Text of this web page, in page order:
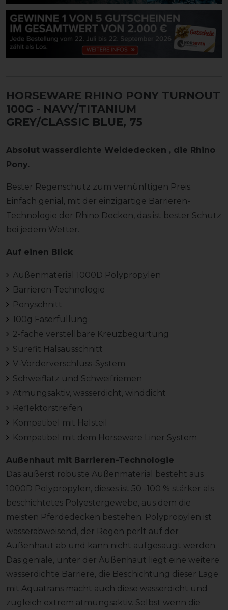
HORSEWARE RHINO PONY TURNOUT
100G - NAVY/TITANIUM
GREY/CLASSIC BLUE, 75
Absolut wasserdichte Weidedecken , die Rhino
Pony.
Bester Regenschutz zum vernünftigen Preis.
Einfach genial, mit der einzigartige Barrieren-
Technologie der Rhino Decken, das ist bester Schutz
bei jedem Wetter.
Auf einen Blick
Außenmaterial 1000D Polypropylen
Barrieren-Technologie
Ponyschnitt
100g Faserfüllung
2-fache verstellbare Kreuzbegurtung
Surefit Halsausschnitt
V-Vorderverschluss-System
Schweiflatz und Schweifriemen
Atmungsaktiv, wasserdicht, winddicht
Reflektorstreifen
Kompatibel mit Halsteil
Kompatibel mit dem Horseware Liner System
Außenhaut mit Barrieren-Technologie
Das äußerst robuste Außenmaterial besteht aus
1000D Polypropylen, dieses ist 50 -100 % stärker als
beschichtetes Polyestergewebe, aus dem die
meisten Pferdedecken bestehen. Polypropylen ist
wasserabweisend, der Regen perlt auf der
Außenhaut ab und kann nicht aufgesaugt werden.
Das geniale, unter der Außenhaut liegt eine weitere
wasserdichte Barriere, die Beschichtung dieser Lage
mit Aquatrans macht auch diese wasserdicht und
zugleich extrem atmungsaktiv. Selbst wenn die